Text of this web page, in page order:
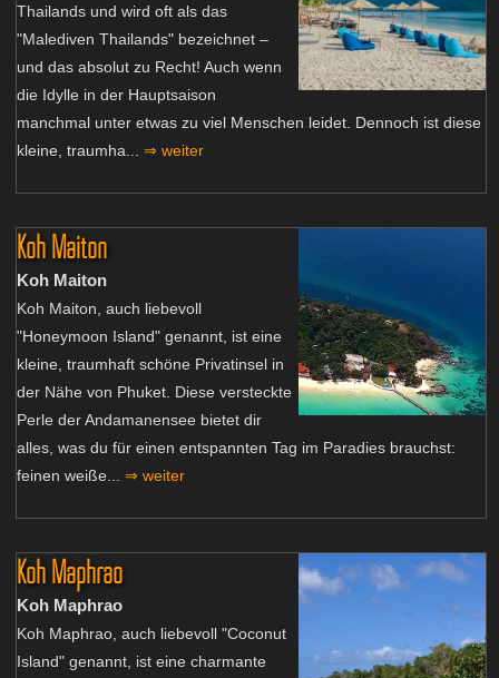
Thailands und wird oft als das
"Malediven Thailands" bezeichnet –
und das absolut zu Recht! Auch wenn
die Idylle in der Hauptsaison
manchmal unter etwas zu viel Menschen leidet. Dennoch ist diese
kleine, traumha... ⇒ weiter
Koh Maiton
Koh Maiton
Koh Maiton, auch liebevoll
"Honeymoon Island" genannt, ist eine
kleine, traumhaft schöne Privatinsel in
der Nähe von Phuket. Diese versteckte
Perle der Andamanensee bietet dir
alles, was du für einen entspannten Tag im Paradies brauchst:
feinen weiße... ⇒ weiter
Koh Maphrao
Koh Maphrao
Koh Maphrao, auch liebevoll "Coconut
Island" genannt, ist eine charmante